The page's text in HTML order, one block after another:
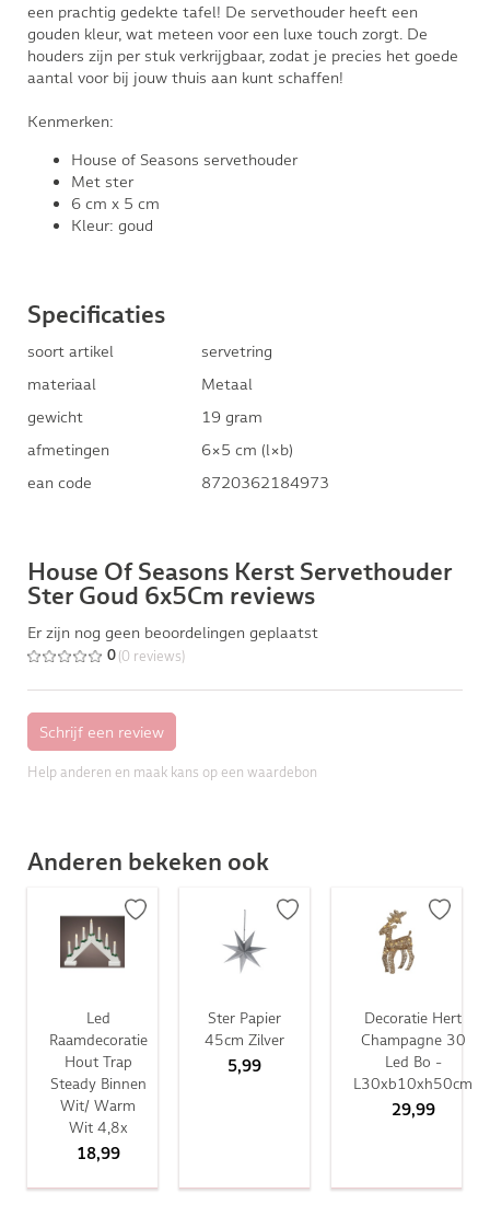
een prachtig gedekte tafel! De servethouder heeft een
gouden kleur, wat meteen voor een luxe touch zorgt. De
houders zijn per stuk verkrijgbaar, zodat je precies het goede
aantal voor bij jouw thuis aan kunt schaffen!
Kenmerken:
House of Seasons servethouder
Met ster
6 cm x 5 cm
Kleur: goud
Specificaties
soort artikel
servetring
materiaal
Metaal
gewicht
19 gram
afmetingen
6×5 cm (l×b)
ean code
8720362184973
House Of Seasons Kerst Servethouder
Ster Goud 6x5Cm reviews
Er zijn nog geen beoordelingen geplaatst
0 (0 reviews)
Help anderen en maak kans op een waardebon
Anderen bekeken ook
Led
Raamdecoratie
Hout Trap
Steady Binnen
Wit/ Warm
Wit 4,8x
18,99
Ster Papier
45cm Zilver
5,99
Decoratie Hert
Champagne 30
Led Bo -
L30xb10xh50cm
29,99